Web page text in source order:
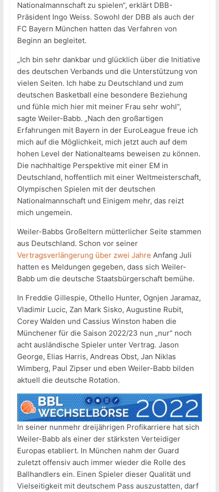
Nationalmannschaft zu spielen“, erklärt DBB-
Präsident Ingo Weiss. Sowohl der DBB als auch der
FC Bayern München hatten das Verfahren von
Beginn an begleitet.
„Ich bin sehr dankbar und glücklich über die Initiative
des deutschen Verbands und die Unterstützung von
vielen Seiten. Ich habe zu Deutschland und zum
deutschen Basketball eine besondere Beziehung
und fühle mich hier mit meiner Frau sehr wohl“,
sagte Weiler-Babb. „Nach den großartigen
Erfahrungen mit Bayern in der EuroLeague freue ich
mich auf die Möglichkeit, mich jetzt auch auf dem
hohen Level der Nationalteams beweisen zu können.
Die nachhaltige Perspektive mit einer EM in
Deutschland, hoffentlich mit einer Weltmeisterschaft,
Olympischen Spielen mit der deutschen
Nationalmannschaft und Einigem mehr, das reizt
mich ungemein.
Weiler-Babbs Großeltern mütterlicher Seite stammen
aus Deutschland. Schon vor seiner
Vertragsverlängerung über zwei Jahre Anfang Juli
hatten es Meldungen gegeben, dass sich Weiler-
Babb um die deutsche Staatsbürgerschaft bemühe.
In Freddie Gillespie, Othello Hunter, Ognjen Jaramaz,
Vladimir Lucic, Zan Mark Sisko, Augustine Rubit,
Corey Walden und Cassius Winston haben die
Münchener für die Saison 2022/23 nun „nur“ noch
acht ausländische Spieler unter Vertrag. Jason
George, Elias Harris, Andreas Obst, Jan Niklas
Wimberg, Paul Zipser und eben Weiler-Babb bilden
aktuell die deutsche Rotation.
In seiner nunmehr dreijährigen Profikarriere hat sich
Weiler-Babb als einer der stärksten Verteidiger
Europas etabliert. In München nahm der Guard
zuletzt offensiv auch immer wieder die Rolle des
Ballhandlers ein. Einen Spieler dieser Qualität und
Vielseitigkeit mit deutschem Pass auszustatten, darf